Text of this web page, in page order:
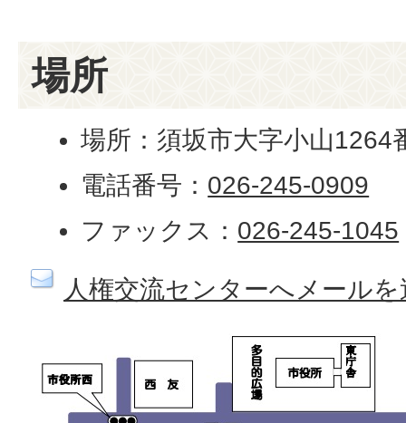
場所
場所：須坂市大字小山1264
電話番号： 026-245-0909
ファックス： 026-245-1045
人権交流センターへメールを